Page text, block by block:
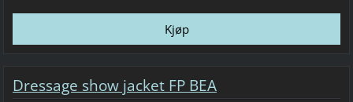
Dressage show jacket FP BEA